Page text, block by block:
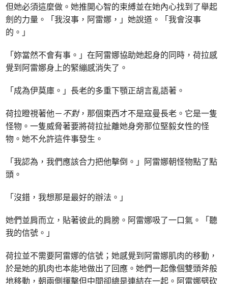
但她必須這麼做。她推開心智的束縛並在她內心找到了舉起
劍的力量。「我沒事，阿雷娜，」她說道。「我會沒事
的。」
「妳當然不會有事。」在阿雷娜協助她起身的同時，荷拉感
覺到阿雷娜身上的緊繃感消失了。
「成為伊莫庫。」長老的多重下顎正胡言亂語著。
荷拉瞪視著他－不對，那個東西才不是寇曼長老。它是一隻
怪物。一隻威脅著要將荷拉扯離她身旁那位堅毅女性的怪
物。她不允許這件事發生。
「我認為，我們應該合力把他擊倒。」阿雷娜朝怪物點了點
頭。
「沒錯，我想那是最好的辦法。」
她們並肩而立，貼著彼此的肩膀。阿雷娜吸了一口氣。「聽
我的信號。」
荷拉並不需要阿雷娜的信號；她感覺到阿雷娜肌肉的移動，
於是她的肌肉也本能地做出了回應。她們一起像個雙頭斧般
地移動，朝兩側揮擊但中間卻總是連結在一起。阿雷娜劈砍